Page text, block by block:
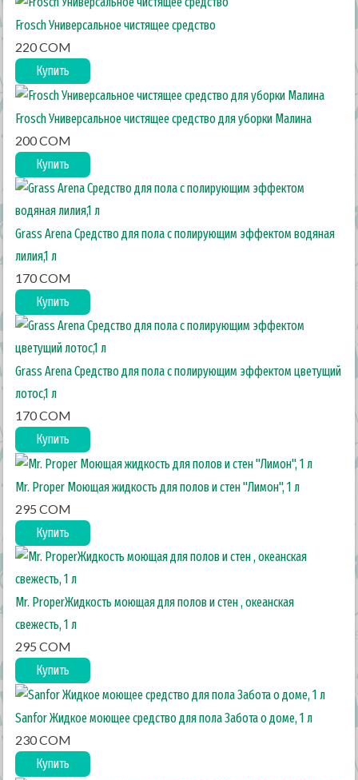
Frosch Универсальное чистящее средство
220 COM
Купить
Frosch Универсальное чистящее средство для уборки Малина
200 COM
Купить
Grass Arena Средство для пола с полирующим эффектом водяная
лилия,1 л
170 COM
Купить
Grass Arena Средство для пола с полирующим эффектом цветущий
лотос,1 л
170 COM
Купить
Mr. Proper Моющая жидкость для полов и стен "Лимон", 1 л
295 COM
Купить
Mr. ProperЖидкость моющая для полов и стен , океанская
свежесть, 1 л
295 COM
Купить
Sanfor Жидкое моющее средство для пола Забота о доме, 1 л
230 COM
Купить